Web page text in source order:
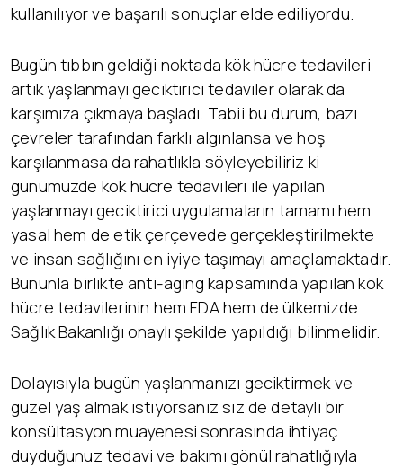
kullanılıyor ve başarılı sonuçlar elde ediliyordu.
Bugün tıbbın geldiği noktada kök hücre tedavileri
artık yaşlanmayı geciktirici tedaviler olarak da
karşımıza çıkmaya başladı. Tabii bu durum, bazı
çevreler tarafından farklı algınlansa ve hoş
karşılanmasa da rahatlıkla söyleyebiliriz ki
günümüzde kök hücre tedavileri ile yapılan
yaşlanmayı geciktirici uygulamaların tamamı hem
yasal hem de etik çerçevede gerçekleştirilmekte
ve insan sağlığını en iyiye taşımayı amaçlamaktadır.
Bununla birlikte anti-aging kapsamında yapılan kök
hücre tedavilerinin hem FDA hem de ülkemizde
Sağlık Bakanlığı onaylı şekilde yapıldığı bilinmelidir.
Dolayısıyla bugün yaşlanmanızı geciktirmek ve
güzel yaş almak istiyorsanız siz de detaylı bir
konsültasyon muayenesi sonrasında ihtiyaç
duyduğunuz tedavi ve bakımı gönül rahatlığıyla